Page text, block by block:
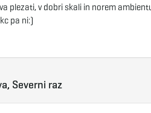
plezati, v dobri skali in norem
pa ni:)
Severni raz